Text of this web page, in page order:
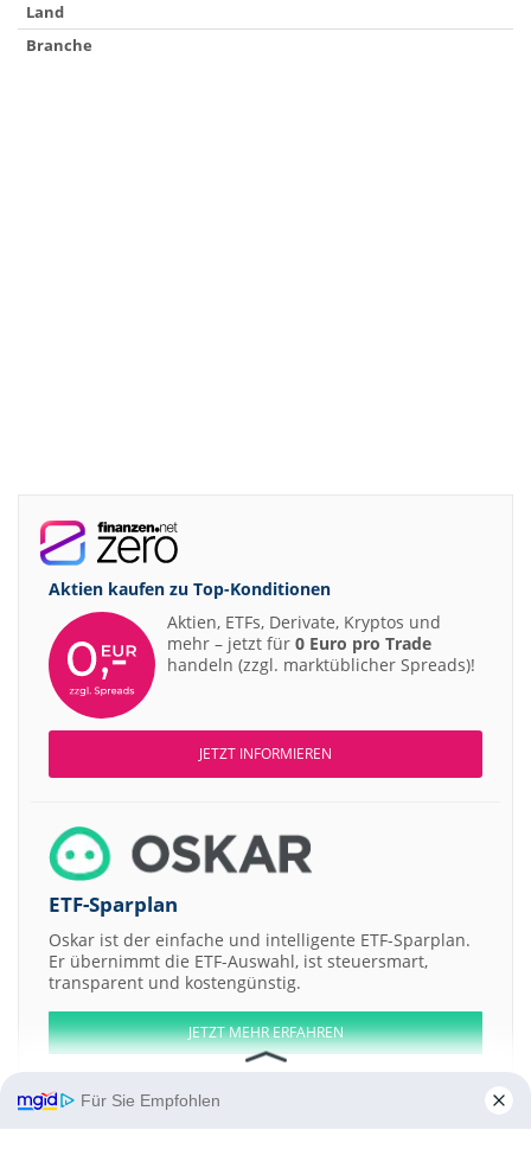
Land
Branche
Aktien kaufen zu Top-Konditionen
Aktien, ETFs, Derivate, Kryptos und
mehr – jetzt für 0 Euro pro Trade
handeln (zzgl. marktüblicher Spreads)!
JETZT INFORMIEREN
ETF-Sparplan
Oskar ist der einfache und intelligente ETF-Sparplan.
Er übernimmt die ETF-Auswahl, ist steuersmart,
transparent und kostengünstig.
JETZT MEHR ERFAHREN
Für Sie Empfohlen